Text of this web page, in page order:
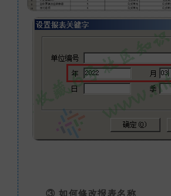
③ 如何修改报表名称